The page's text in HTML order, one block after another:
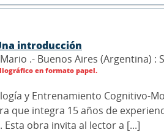
introducción
.- Buenos Aires (Argentina) :
en formato papel.
y Entrenamiento Cognitivo-
que integra 15 años de
Esta obra invita al lector a [...]